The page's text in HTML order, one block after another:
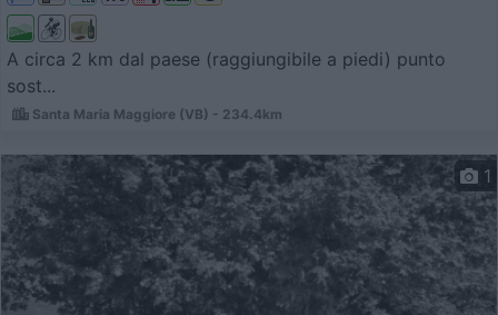
A circa 2 km dal paese (raggiungibile a piedi) punto
sost...
Santa Maria Maggiore (VB) - 234.4km
1